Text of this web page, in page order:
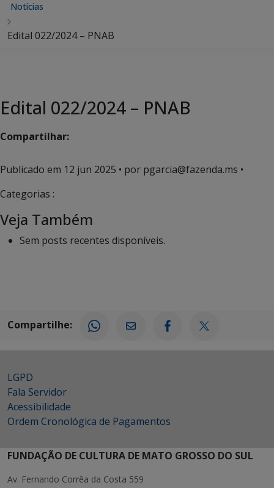
Notícias
Edital 022/2024 – PNAB
Edital 022/2024 – PNAB
Compartilhar:
Publicado em 12 jun 2025 • por pgarcia@fazenda.ms •
Categorias :
Veja Também
Sem posts recentes disponíveis.
Compartilhe:
LGPD
Fala Servidor
Acessibilidade
Ordem Cronológica de Pagamentos
FUNDAÇÃO DE CULTURA DE MATO GROSSO DO SUL
Av. Fernando Corrêa da Costa 559